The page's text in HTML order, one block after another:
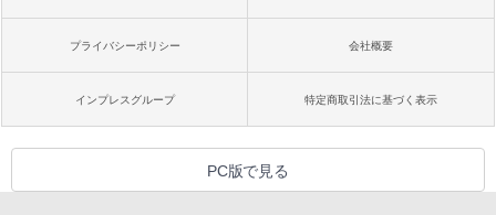
プライバシーポリシー 会社概要
インプレスグループ 特定商取引法に基づく表示
PC版で見る